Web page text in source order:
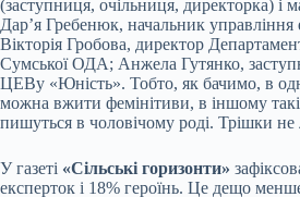
(заступниця, очільниця, директорка) і
Дар’я Гребенюк, начальник
Вікторія Гробова, директор
Сумської ОДА; Анжела Гутянко,
ЦЕВу «Юність». Тобто, як бачимо, в
можна вжити фемінітиви, в іншому
пишуться в чоловічому роді. Трішки не
У газеті «Сільські горизонти»
експерток і 18% героїнь. Це дещо